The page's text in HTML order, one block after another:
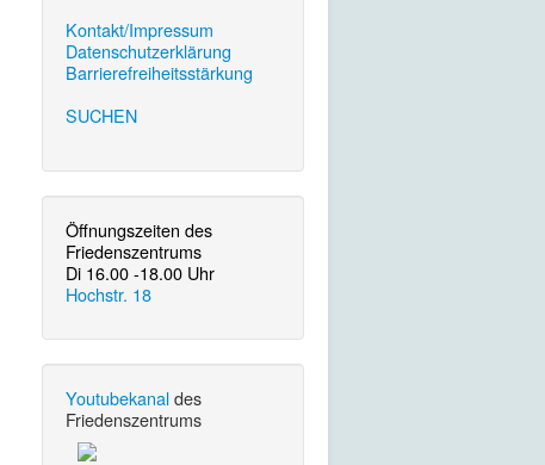
Kontakt/Impressum
Datenschutzerklärung
Barrierefreiheitsstärkung
SUCHEN
Öffnungszeiten des
Friedenszentrums
Di 16.00 -18.00 Uhr
Hochstr. 18
Youtubekanaldes
Friedenszentrums